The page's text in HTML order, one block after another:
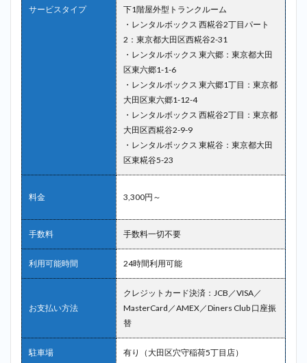
サービスタイプ
下1階屋外型トランクルーム
・レンタルボックス 西糀谷2丁目パート
2：東京都大田区西糀谷2-31
・レンタルボックス 東六郷：東京都大田
区東六郷1-1-6
・レンタルボックス 東六郷1丁目：東京都
大田区東六郷1-12-4
・レンタルボックス 西糀谷2丁目：東京都
大田区西糀谷2-9-9
・レンタルボックス 東糀谷：東京都大田
区東糀谷5-23
料金 3,300円～
手数料 手数料一切不要
利用可能時間 24時間利用可能
お支払い方法
クレジットカード決済：JCB／VISA／
MasterCard／AMEX／Diners Club 口座振
替
駐車場 有り（大田区穴守稲荷5丁目店）